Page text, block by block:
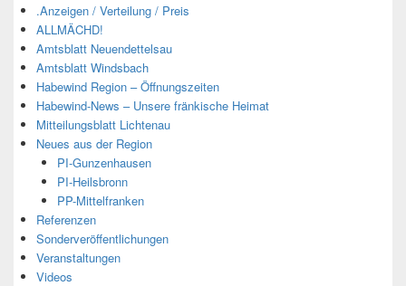
.Anzeigen / Verteilung / Preis
ALLMÄCHD!
Amtsblatt Neuendettelsau
Amtsblatt Windsbach
Habewind Region – Öffnungszeiten
Habewind-News – Unsere fränkische Heimat
Mitteilungsblatt Lichtenau
Neues aus der Region
PI-Gunzenhausen
PI-Heilsbronn
PP-Mittelfranken
Referenzen
Sonderveröffentlichungen
Veranstaltungen
Videos